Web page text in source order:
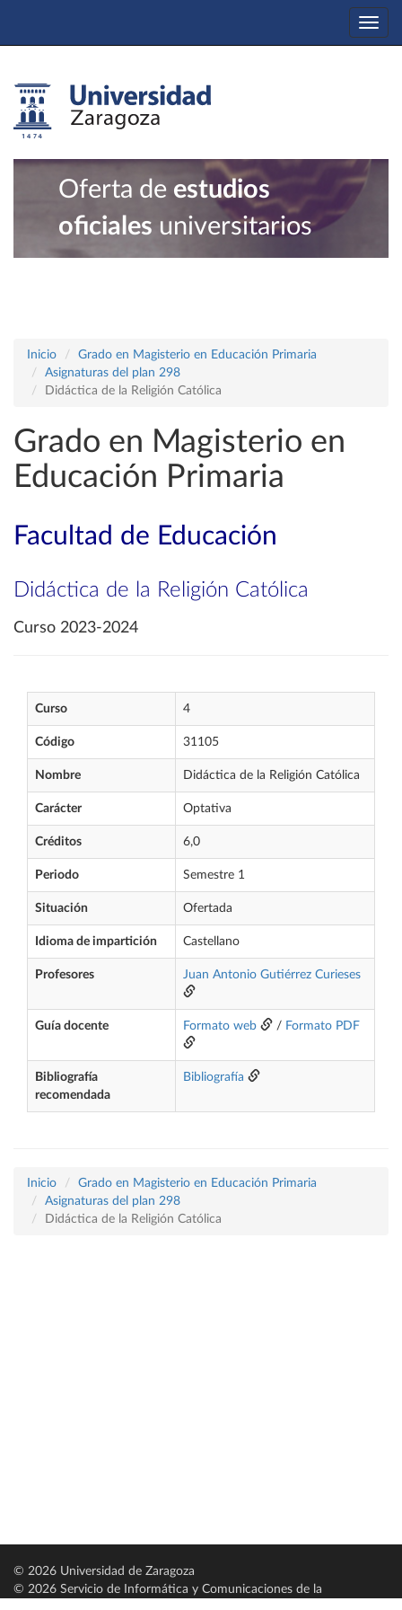
Oferta de estudios
oficiales universitarios
Inicio
Grado en Magisterio en Educación Primaria
Asignaturas del plan 298
Didáctica de la Religión Católica
Grado en Magisterio en
Educación Primaria
Facultad de Educación
Didáctica de la Religión Católica
Curso 2023-2024
Curso 4
Código 31105
Nombre Didáctica de la Religión Católica
Carácter Optativa
Créditos 6,0
Periodo Semestre 1
Situación Ofertada
Idioma de impartición Castellano
Profesores Juan Antonio Gutiérrez Curieses
Guía docente Formato web / Formato PDF
Bibliografía
recomendada
Bibliografía
Inicio
Grado en Magisterio en Educación Primaria
Asignaturas del plan 298
Didáctica de la Religión Católica
© 2026 Universidad de Zaragoza
© 2026 Servicio de Informática y Comunicaciones de la